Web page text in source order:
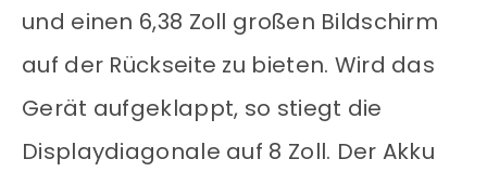
und einen 6,38 Zoll großen Bildschirm
auf der Rückseite zu bieten. Wird das
Gerät aufgeklappt, so stiegt die
Displaydiagonale auf 8 Zoll. Der Akku